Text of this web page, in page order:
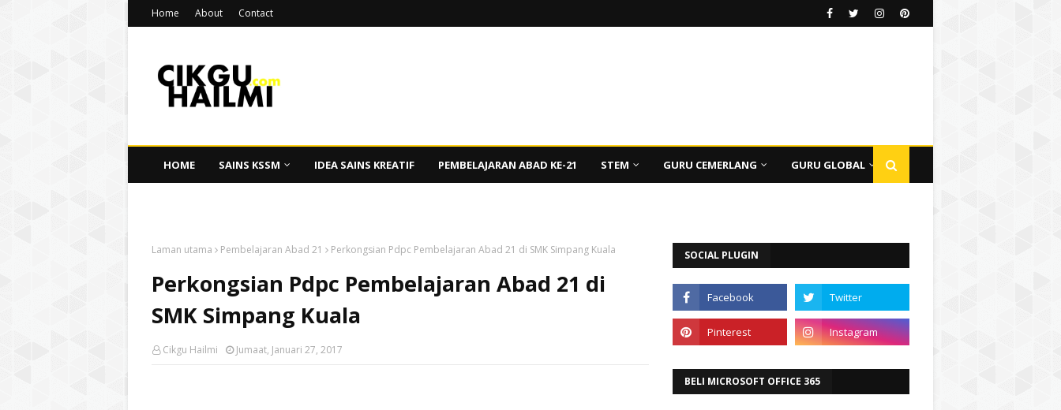
Home About Contact
HOME SAINS KSSM IDEA SAINS KREATIF PEMBELAJARAN ABAD KE-21 STEM GURU CEMERLANG GURU GLOBAL
Laman utama Pembelajaran Abad 21 Perkongsian Pdpc Pembelajaran Abad 21 di SMK Simpang Kuala
Perkongsian Pdpc Pembelajaran Abad 21 di
SMK Simpang Kuala
Cikgu Hailmi Jumaat, Januari 27, 2017
SOCIAL PLUGIN
BELI MICROSOFT OFFICE 365